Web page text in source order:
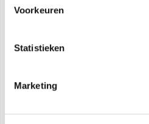
Voorkeuren
Statistieken
Marketing
verschillende vermogens
Burshless DC-motor
Installatie